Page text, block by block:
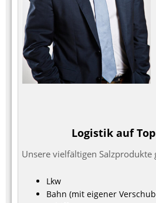
Logistik auf
Unsere vielfältigen Salzprodukte
Lkw
Bahn (mit eigener